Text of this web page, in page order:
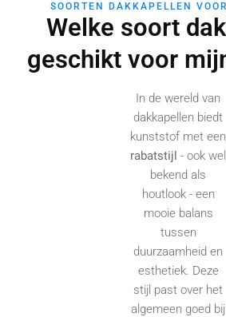
SOORTEN DAKKAPELLEN
Welke soort
geschikt voor
In de wereld van
dakkapellen biedt
kunststof met een
rabatstijl - ook wel
bekend als
houtlook - een
mooie balans
tussen
duurzaamheid en
esthetiek. Deze
stijl past over het
algemeen goed bij